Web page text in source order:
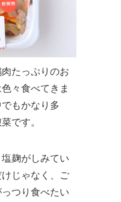
たっぷりのお
々食べてきま
もかなり多
です。
麹がしみてい
じゃなく、ご
つり食べたい